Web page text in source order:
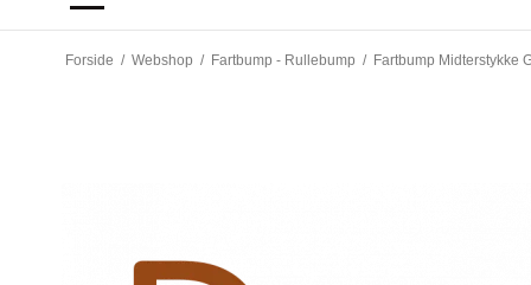
Forside / Webshop / Fartbump - Rullebump / Fartbump Midterstykke